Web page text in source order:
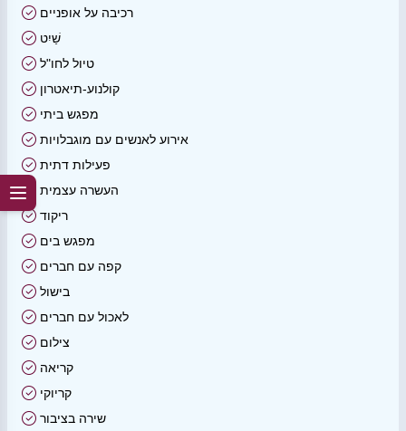
רכיבה על אופניים
שַׁיִט
טיול לחו"ל
קולנוע-תיאטרון
מפגש ביתי
אירוע לאנשים עם מוגבלויות
פעילות דתית
העשרה עצמית
ריקוד
מפגש בים
קפה עם חברים
בישול
לאכול עם חברים
צילום
קריאה
קריוקי
שירה בציבור